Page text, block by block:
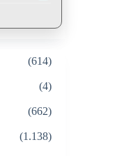
(614)
(4)
(662)
(1.138)